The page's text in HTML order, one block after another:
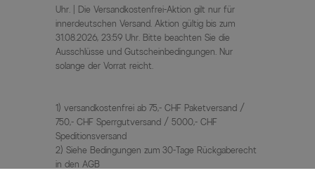
Uhr. | Die Versandkostenfrei-Aktion gilt nur für
innerdeutschen Versand. Aktion gültig bis zum
31.08.2026, 23:59 Uhr. Bitte beachten Sie die
Ausschlüsse und Gutscheinbedingungen. Nur
solange der Vorrat reicht.
1) versandkostenfrei ab 75,- CHF Paketversand /
750,- CHF Sperrgutversand / 5000,- CHF
Speditionsversand
2) Siehe Bedingungen zum 30-Tage Rückgaberecht
in den AGB